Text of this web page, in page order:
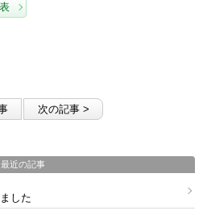
次の記事 >
最近の記事
した